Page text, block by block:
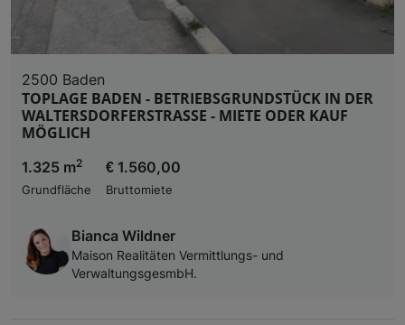
2500 Baden
TOPLAGE BADEN - BETRIEBSGRUNDSTÜCK IN DER
WALTERSDORFERSTRASSE - MIETE ODER KAUF
MÖGLICH
1.325 m2
Grundfläche
€ 1.560,00
Bruttomiete
Bianca Wildner
Maison Realitäten Vermittlungs- und
VerwaltungsgesmbH.